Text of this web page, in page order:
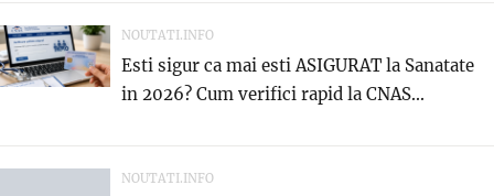
NOUTATI.INFO
Esti sigur ca mai esti ASIGURAT la Sanatate
in 2026? Cum verifici rapid la CNAS...
NOUTATI.INFO